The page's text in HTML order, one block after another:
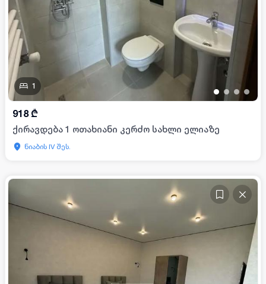
• • • •
1
918 ₾
ქირავდება 1 ოთახიანი კერძო სახლი ელიაზე
ნიაბის IV შეს.